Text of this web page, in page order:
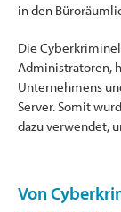
in den
Die
Administratoren,
Unternehmens
Server. Somit
dazu verwendet,
Von